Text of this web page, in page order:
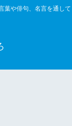
葉や俳句、名言を通して